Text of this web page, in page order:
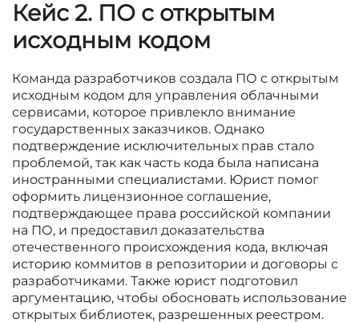
Кейс 2. ПО с открытым
исходным кодом
Команда разработчиков создала ПО с открытым
исходным кодом для управления облачными
сервисами, которое привлекло внимание
государственных заказчиков. Однако
подтверждение исключительных прав стало
проблемой, так как часть кода была написана
иностранными специалистами. Юрист помог
оформить лицензионное соглашение,
подтверждающее права российской компании
на ПО, и предоставил доказательства
отечественного происхождения кода, включая
историю коммитов в репозитории и договоры с
разработчиками. Также юрист подготовил
аргументацию, чтобы обосновать использование
открытых библиотек, разрешенных реестром.